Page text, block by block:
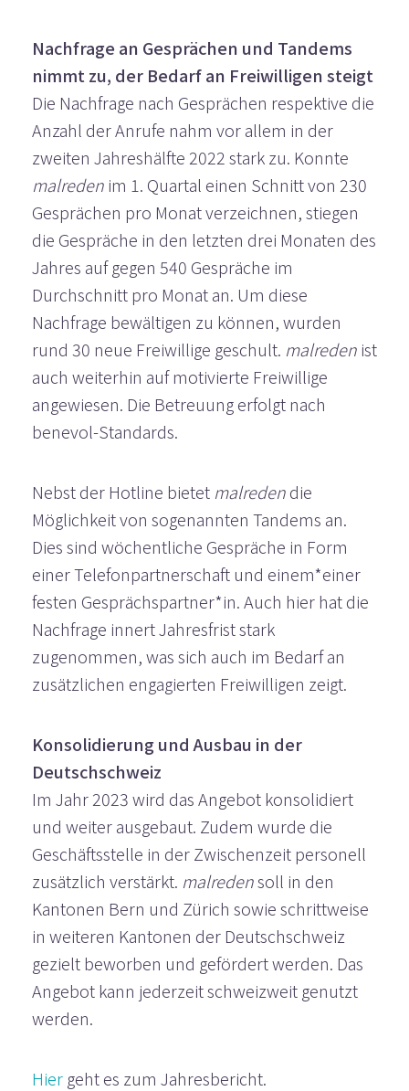
Nachfrage an Gesprächen und Tandems
nimmt zu, der Bedarf an Freiwilligen steigt
Die Nachfrage nach Gesprächen respektive die
Anzahl der Anrufe nahm vor allem in der
zweiten Jahreshälfte 2022 stark zu. Konnte
malredenim 1. Quartal einen Schnitt von 230
Gesprächen pro Monat verzeichnen, stiegen
die Gespräche in den letzten drei Monaten des
Jahres auf gegen 540 Gespräche im
Durchschnitt pro Monat an. Um diese
Nachfrage bewältigen zu können, wurden
rund 30 neue Freiwillige geschult. malredenist
auch weiterhin auf motivierte Freiwillige
angewiesen. Die Betreuung erfolgt nach
benevol-Standards.
Nebst der Hotline bietet malredendie
Möglichkeit von sogenannten Tandems an.
Dies sind wöchentliche Gespräche in Form
einer Telefonpartnerschaft und einem*einer
festen Gesprächspartner*in. Auch hier hat die
Nachfrage innert Jahresfrist stark
zugenommen, was sich auch im Bedarf an
zusätzlichen engagierten Freiwilligen zeigt.
Konsolidierung und Ausbau in der
Deutschschweiz
Im Jahr 2023 wird das Angebot konsolidiert
und weiter ausgebaut. Zudem wurde die
Geschäftsstelle in der Zwischenzeit personell
zusätzlich verstärkt. malredensoll in den
Kantonen Bern und Zürich sowie schrittweise
in weiteren Kantonen der Deutschschweiz
gezielt beworben und gefördert werden. Das
Angebot kann jederzeit schweizweit genutzt
werden.
Hier geht es zum Jahresbericht.